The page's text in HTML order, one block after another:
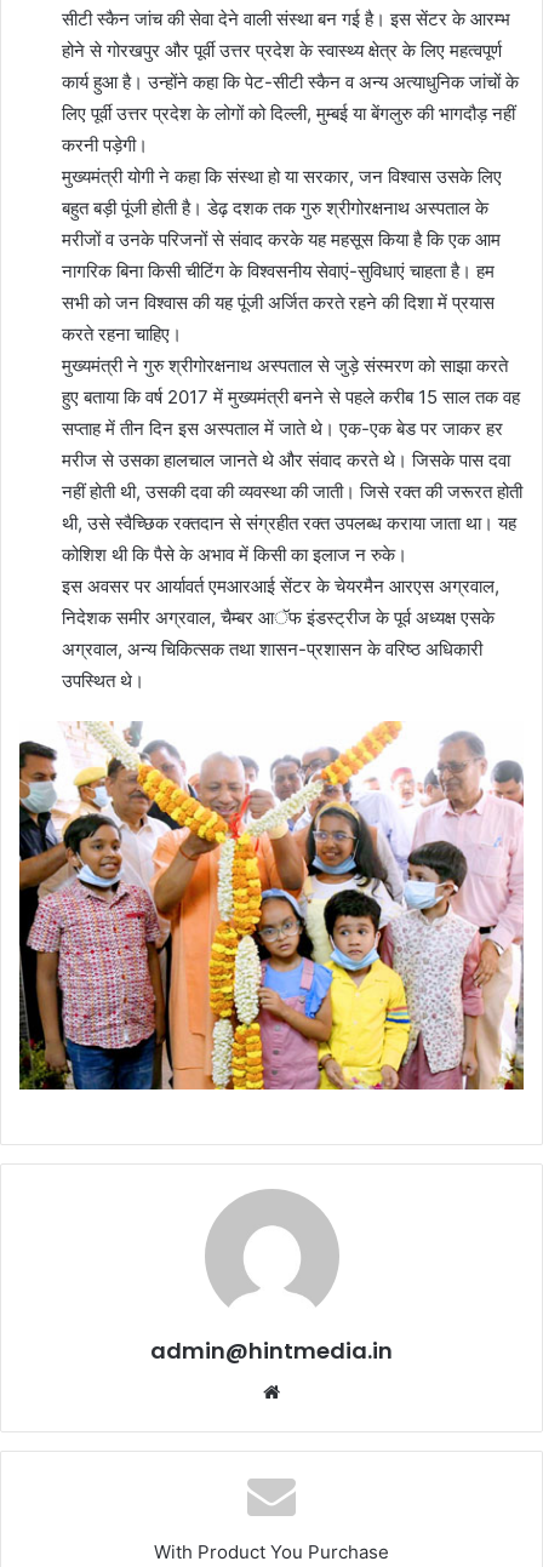
सीटी स्कैन जांच की सेवा देने वाली संस्था बन गई है। इस सेंटर के आरम्भ
होने से गोरखपुर और पूर्वी उत्तर प्रदेश के स्वास्थ्य क्षेत्र के लिए महत्वपूर्ण
कार्य हुआ है। उन्होंने कहा कि पेट-सीटी स्कैन व अन्य अत्याधुनिक जांचों के
लिए पूर्वी उत्तर प्रदेश के लोगों को दिल्ली, मुम्बई या बेंगलुरु की भागदौड़ नहीं
करनी पड़ेगी।
मुख्यमंत्री योगी ने कहा कि संस्था हो या सरकार, जन विश्वास उसके लिए
बहुत बड़ी पूंजी होती है। डेढ़ दशक तक गुरु श्रीगोरक्षनाथ अस्पताल के
मरीजों व उनके परिजनों से संवाद करके यह महसूस किया है कि एक आम
नागरिक बिना किसी चीटिंग के विश्वसनीय सेवाएं-सुविधाएं चाहता है। हम
सभी को जन विश्वास की यह पूंजी अर्जित करते रहने की दिशा में प्रयास
करते रहना चाहिए।
मुख्यमंत्री ने गुरु श्रीगोरक्षनाथ अस्पताल से जुड़े संस्मरण को साझा करते
हुए बताया कि वर्ष 2017 में मुख्यमंत्री बनने से पहले करीब 15 साल तक वह
सप्ताह में तीन दिन इस अस्पताल में जाते थे। एक-एक बेड पर जाकर हर
मरीज से उसका हालचाल जानते थे और संवाद करते थे। जिसके पास दवा
नहीं होती थी, उसकी दवा की व्यवस्था की जाती। जिसे रक्त की जरूरत होती
थी, उसे स्वैच्छिक रक्तदान से संग्रहीत रक्त उपलब्ध कराया जाता था। यह
कोशिश थी कि पैसे के अभाव में किसी का इलाज न रुके।
इस अवसर पर आर्यावर्त एमआरआई सेंटर के चेयरमैन आरएस अग्रवाल,
निदेशक समीर अग्रवाल, चैम्बर आॅफ इंडस्ट्रीज के पूर्व अध्यक्ष एसके
अग्रवाल, अन्य चिकित्सक तथा शासन-प्रशासन के वरिष्ठ अधिकारी
उपस्थित थे।
admin@hintmedia.in
With Product You Purchase